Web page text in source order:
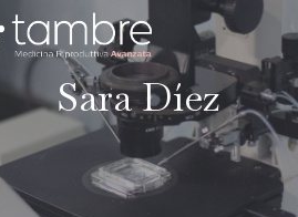
Sara Díez